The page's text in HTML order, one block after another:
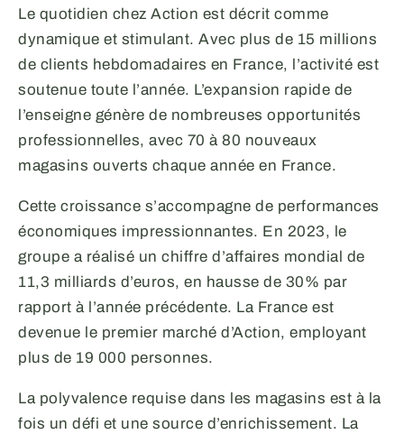
Le quotidien chez Action est décrit comme
dynamique et stimulant. Avec plus de 15 millions
de clients hebdomadaires en France, l’activité est
soutenue toute l’année. L’expansion rapide de
l’enseigne génère de nombreuses opportunités
professionnelles, avec 70 à 80 nouveaux
magasins ouverts chaque année en France.
Cette croissance s’accompagne de performances
économiques impressionnantes. En 2023, le
groupe a réalisé un chiffre d’affaires mondial de
11,3 milliards d’euros, en hausse de 30% par
rapport à l’année précédente. La France est
devenue le premier marché d’Action, employant
plus de 19 000 personnes.
La polyvalence requise dans les magasins est à la
fois un défi et une source d’enrichissement. La